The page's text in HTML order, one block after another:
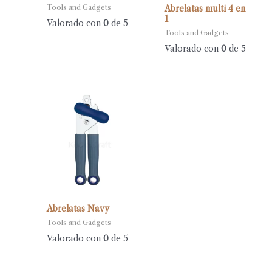
Tools and Gadgets
Valorado con0 de 5
Abrelatas multi 4 en
1
Tools and Gadgets
Valorado con 0de 5
Abrelatas Navy
Tools and Gadgets
Valorado con0 de 5